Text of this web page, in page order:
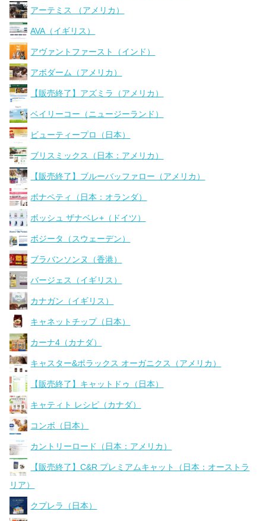
アーテミス （アメリカ）
AVA（イギリス）
アヴァントファースト（インド）
アボダーム（アメリカ）
【販売終了】アズミラ（アメリカ）
ベイリーコー（ニュージーランド）
ビューティープロ（日本）
ブリスミックス（日本：アメリカ）
【販売終了】ブルーバッファロー（アメリカ）
ボナペティ（日本：オランダ）
ボッシュ ザナベレ+（ドイツ）
ボジータ（スウェーデン）
ブラバンソンヌ（香港）
バージェス（イギリス）
カナガン（イギリス）
キャネットチップ（日本）
カーナ4（カナダ）
キャスター&ポラックス オーガニクス（アメリカ）
【販売終了】キャットドゥ（日本）
キャティト レシピ（カナダ）
コンボ（日本）
カントリーロード（日本：アメリカ）
【販売終了】C&R プレミアムキャット（日本：オーストラ
リア）
クプレラ（日本）